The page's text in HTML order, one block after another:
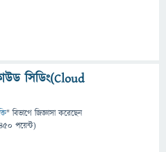
সিডিং(Cloud
" বিভাগে জিজ্ঞাসাকরেছেন
পয়েন্ট)